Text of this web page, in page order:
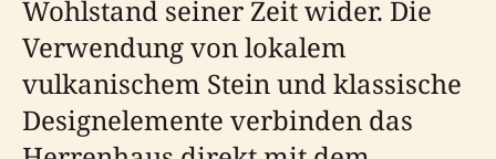
Wohlstand seiner Zeit wider. Die
Verwendung von lokalem
vulkanischem Stein und klassische
Designelemente verbinden das